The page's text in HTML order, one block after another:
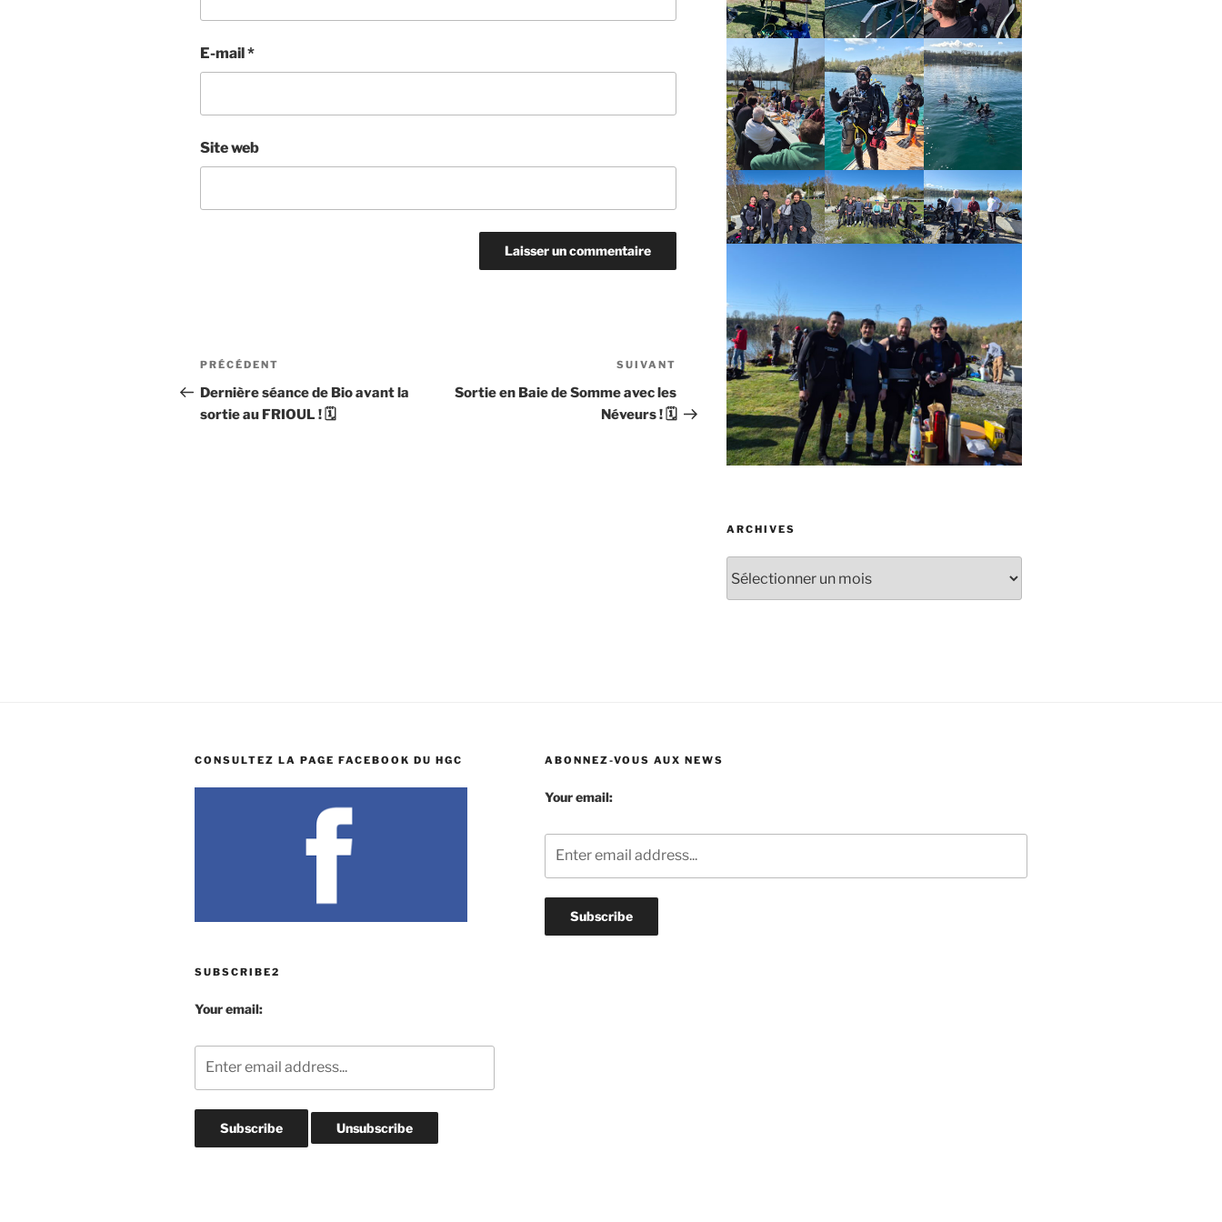
E-mail*
Site web
Navigation
de
l’article
Article
précédent
PRÉCÉDENT
Dernière séance de Bio avant la
sortie au FRIOUL ! 🗓
suivant
SUIVANT
Sortie en Baie de Somme avec les
Néveurs ! 🗓
ARCHIVES
CONSULTEZ LA PAGE FACEBOOK DU HGC
SUBSCRIBE2
Your email:
ABONNEZ-VOUS AUX NEWS
Your email: